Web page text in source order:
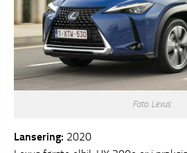
Foto: Lexus
Lansering: 2020